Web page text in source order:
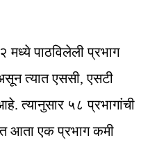
मध्ये पाठविलेली प्रभाग
त्यात एससी, एसटी
त्यानुसार ५८ प्रभागांची
आता एक प्रभाग कमी